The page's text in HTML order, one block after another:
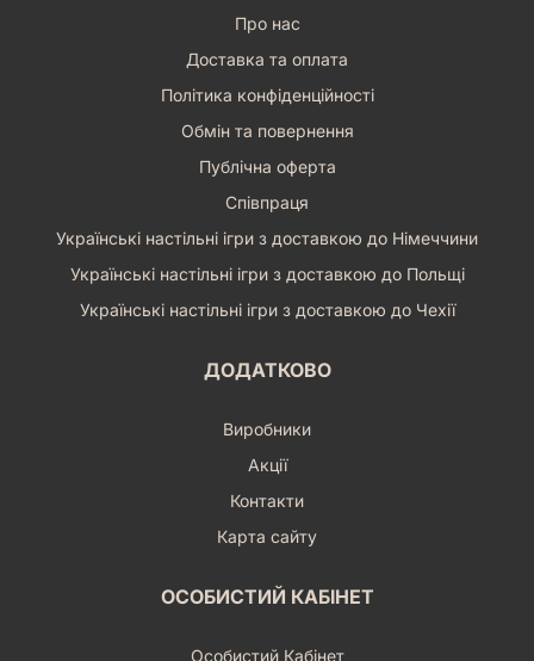
Про нас
Доставка та оплата
Політика конфіденційності
Обмін та повернення
Публічна оферта
Співпраця
Українські настільні ігри з доставкою до Німеччини
Українські настільні ігри з доставкою до Польщі
Українські настільні ігри з доставкою до Чехії
ДОДАТКОВО
Виробники
Акції
Контакти
Карта сайту
ОСОБИСТИЙ КАБІНЕТ
Особистий Кабінет